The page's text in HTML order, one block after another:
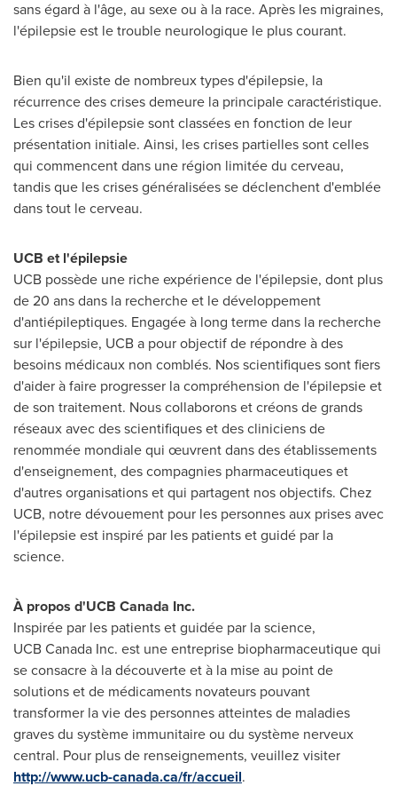
sans égard à l'âge, au sexe ou à la race. Après les migraines,
l'épilepsie est le trouble neurologique le plus courant.
Bien qu'il existe de nombreux types d'épilepsie, la
récurrence des crises demeure la principale caractéristique.
Les crises d'épilepsie sont classées en fonction de leur
présentation initiale. Ainsi, les crises partielles sont celles
qui commencent dans une région limitée du cerveau,
tandis que les crises généralisées se déclenchent d'emblée
dans tout le cerveau.
UCB et l'épilepsie
UCB possède une riche expérience de l'épilepsie, dont plus
de 20 ans dans la recherche et le développement
d'antiépileptiques. Engagée à long terme dans la recherche
sur l'épilepsie, UCB a pour objectif de répondre à des
besoins médicaux non comblés. Nos scientifiques sont fiers
d'aider à faire progresser la compréhension de l'épilepsie et
de son traitement. Nous collaborons et créons de grands
réseaux avec des scientifiques et des cliniciens de
renommée mondiale qui œuvrent dans des établissements
d'enseignement, des compagnies pharmaceutiques et
d'autres organisations et qui partagent nos objectifs. Chez
UCB, notre dévouement pour les personnes aux prises avec
l'épilepsie est inspiré par les patients et guidé par la
science.
À propos d'UCB Canada Inc.
Inspirée par les patients et guidée par la science,
UCB Canada Inc. est une entreprise biopharmaceutique qui
se consacre à la découverte et à la mise au point de
solutions et de médicaments novateurs pouvant
transformer la vie des personnes atteintes de maladies
graves du système immunitaire ou du système nerveux
central. Pour plus de renseignements, veuillez visiter
http://www.ucb-canada.ca/fr/accueil.